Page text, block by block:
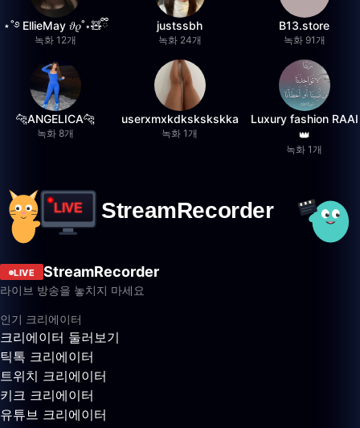
⋆˚࿔ EllieMay 𝜗𝜚˚⋆🧸ྀི
녹화 12개
justssbh
녹화 24개
B13.store
녹화 91개
🐆ANGELICA🐆
녹화 8개
userxmxkdkskskskka
녹화 1개
Luxury fashion RAAI
👑
녹화 1개
LIVE StreamRecorder
라이브 방송을 놓치지 마세요
인기 크리에이터
크리에이터 둘러보기
틱톡 크리에이터
트위치 크리에이터
키크 크리에이터
유튜브 크리에이터